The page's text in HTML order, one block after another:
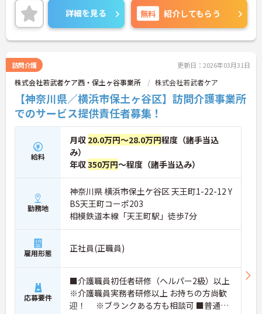
い！
詳細を見る 無料 紹介してもらう
訪問介護 更新日：2026年03月31日
株式会社若武者ケア西・保土ヶ谷事業所 株式会社若武者ケア
【神奈川県／横浜市保土ヶ谷区】訪問介護事業所
でのサービス提供責任者募集！
給料
月収 20.0万円～28.0万円程度（諸手当込
み）
年収350万円～程度（諸手当込み）
勤務地
神奈川県 横浜市保土ケ谷区 天王町1-22-12 Y
BS天王町コーポ203
相模鉄道本線「天王町駅」徒歩7分
雇用形態 正社員(正職員)
応募要件
■介護職員初任者研修（ヘルパー2級）以上
※介護職員実務者研修以上 お持ちの方尚歓
迎！ ※ブランクある方も相談可 ■普通自